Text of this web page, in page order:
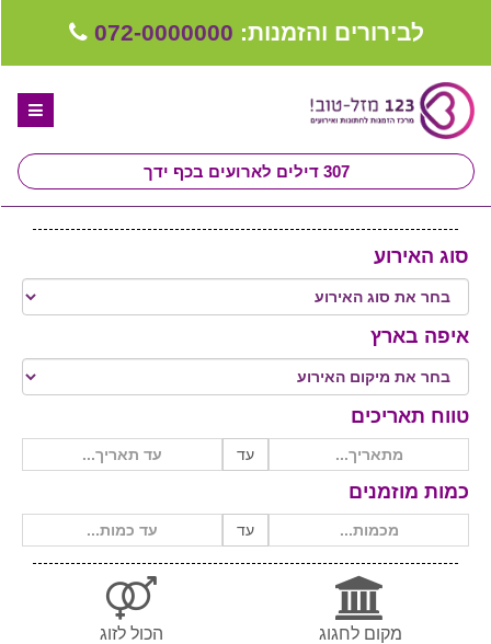
לבירורים והזמנות: 072-0000000
307 דילים לארועים בכף ידך
ספקים לחתונה מומלצים
קבלו ייעוץ בחינם
שירות אישי בקליק
סוג האירוע
איפה בארץ
טווח תאריכים
עד
כמות מוזמנים
עד
מקום לחגוג הכול לזוג